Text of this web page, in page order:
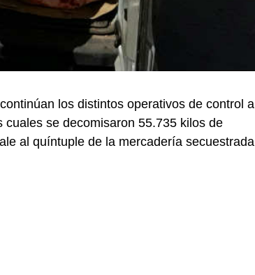
los distintos operativos de control a
se decomisaron 55.735 kilos de
al quíntuple de la mercadería secuestrada